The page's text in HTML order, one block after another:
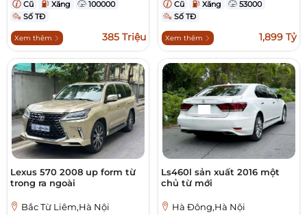
Cũ Xăng
100000
Số TĐ
Xem thêm 385 Triệu
Cũ Xăng
53000
Số TĐ
Xem thêm 1,899 Tỷ
Lexus 570 2008 up form từ
trong ra ngoài
Bắc Từ Liêm,Hà Nội
Ls460l sản xuất 2016 một
chủ từ mới
Hà Đông,Hà Nội